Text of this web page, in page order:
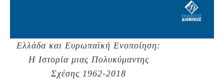
Ελλάδα και Ευρωπαϊκή Ενοποίηση:
Η Ιστορία μιας Πολυκύμαντης
Σχέσης 1962-2018